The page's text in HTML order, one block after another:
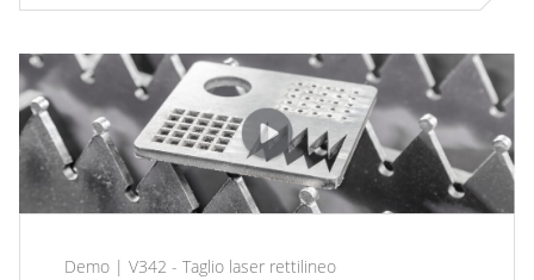
Demo | V342 - Taglio laser rettilineo